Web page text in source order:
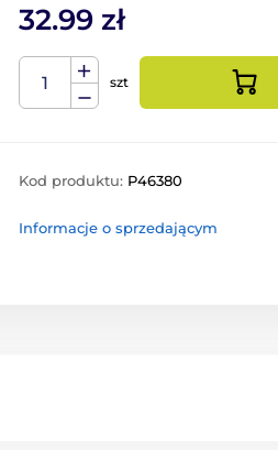
32.99 zł
szt
Kod produktu: P46380
Informacje o sprzedającym